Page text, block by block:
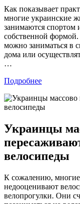
Как показывает
многие украинские
занимаются спортом
собственной
можно заниматься в
дома или
…
Подробнее
Украинцы
велосипеды
К сожалению,
недооценивают
велопрогулки. Они